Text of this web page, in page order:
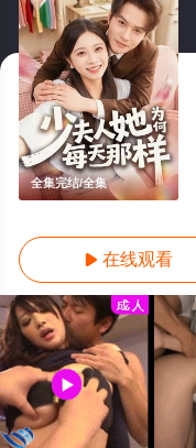
全集完结/全集
 在线观看